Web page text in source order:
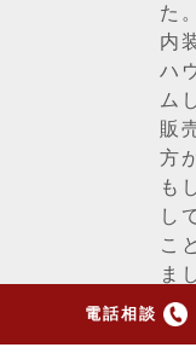
電話相談
た。
内
ハ
ム
販
方
も
し
こ
ま
次
す。